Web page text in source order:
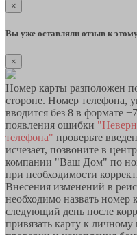
×
Вы уже оставляли отзыв к
×
Номер карты разположен
стороне. Номер телефона,
вводится без 8 в формате
появления ошибки
телефона" проверьте
исчезает, позвоните в
компании "Ваш Дом" по
при необходимости
Внесения изменений в
необходимо назвать
следующий день после
привязать карту к